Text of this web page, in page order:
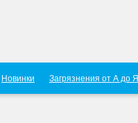
Новинки Загрязнения от А до Я